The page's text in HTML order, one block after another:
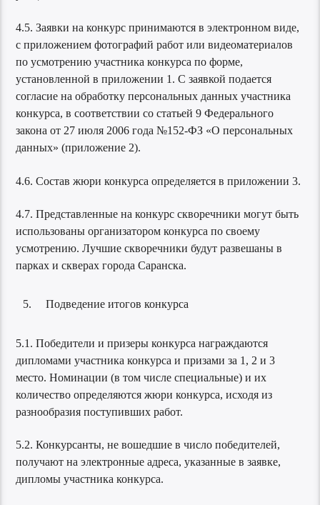
4.5. Заявки на конкурс принимаются в электронном виде,
с приложением фотографий работ или видеоматериалов
по усмотрению участника конкурса по форме,
установленной в приложении 1. С заявкой подается
согласие на обработку персональных данных участника
конкурса, в соответствии со статьей 9 Федерального
закона от 27 июля 2006 года №152-ФЗ «О персональных
данных» (приложение 2).
4.6. Состав жюри конкурса определяется в приложении 3.
4.7. Представленные на конкурс скворечники могут быть
использованы организатором конкурса по своему
усмотрению. Лучшие скворечники будут развешаны в
парках и скверах города Саранска.
Подведение итогов конкурса
5.1. Победители и призеры конкурса награждаются
дипломами участника конкурса и призами за 1, 2 и 3
место. Номинации (в том числе специальные) и их
количество определяются жюри конкурса, исходя из
разнообразия поступивших работ.
5.2. Конкурсанты, не вошедшие в число победителей,
получают на электронные адреса, указанные в заявке,
дипломы участника конкурса.